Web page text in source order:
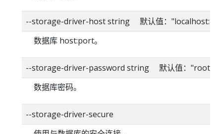
--storage-driver-host string 默认值：
数据库 host:port。
--storage-driver-password string 默认值："root"
数据库密码。
--storage-driver-secure